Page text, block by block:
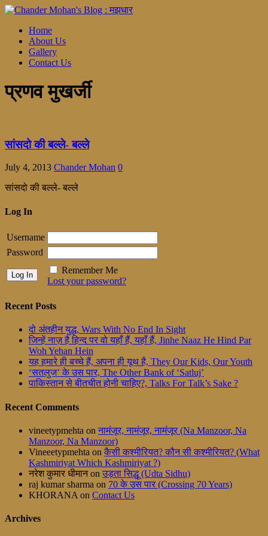
Home
About Us
Gallery
Contact Us
प्रणव मुखर्जी
सांसदो की बल्ले- बल्ले
July 4, 2013 Chander Mohan 0
सांसदो की बल्ले- बल्ले
Log In
Username
Password
Remember Me
Lost your password?
Recent Posts
दो अंतहीन युद्ध, Wars With No End In Sight
जिन्हें नाज़ है हिन्द पर वो यहाँ हैं, यहाँ हैं, Jinhe Naaz He Hind Par
Woh Yehan Hein
यह हमारे ही बच्चे हैं, अपना ही यूथ है, They Our Kids, Our Youth
‘सतलुज’ के उस पार, The Other Bank of ‘Satluj’
पाकिस्तान से बीतचीत होनी चाहिए?, Talks For Talk’s Sake ?
Recent Comments
vineetypmehta on नामंजूर, नामंजूर, नामंजूर (Na Manzoor, Na
Manzoor, Na Manzoor)
Vineeetypmehta on कैसी कश्मीरियत? कौन सी कश्मीरियत? (What
Kashmiriyat Which Kashmiriyat ?)
नरेश कुमार धीमानon उड़ता सिद्धू (Udta Sidhu)
raj kumar sharma on 70 के उस पार (Crossing 70 Years)
KHORANA on Contact Us
Archives